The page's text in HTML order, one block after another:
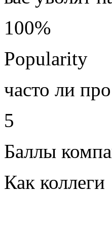
100%
Popularity
часто ли
5
Баллы
Как коллеги